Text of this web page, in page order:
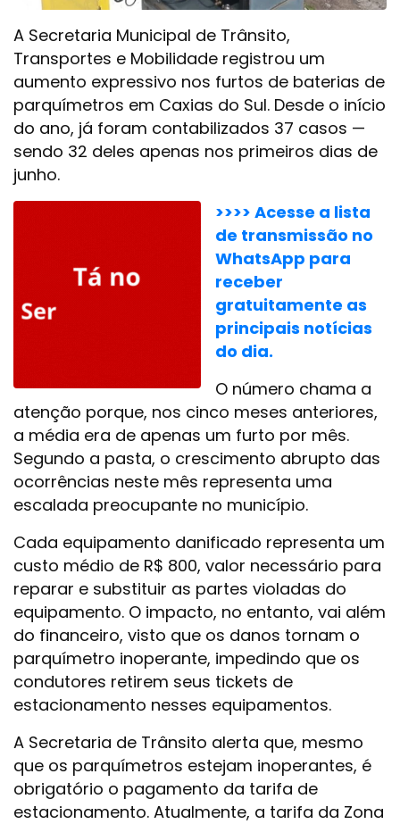
A Secretaria Municipal de Trânsito,
Transportes e Mobilidade registrou um
aumento expressivo nos furtos de baterias de
parquímetros em Caxias do Sul. Desde o início
do ano, já foram contabilizados 37 casos —
sendo 32 deles apenas nos primeiros dias de
junho.
>>>> Acesse a lista
de transmissão no
WhatsApp para
receber
gratuitamente as
principais notícias
do dia.
O número chama a
atenção porque, nos cinco meses anteriores,
a média era de apenas um furto por mês.
Segundo a pasta, o crescimento abrupto das
ocorrências neste mês representa uma
escalada preocupante no município.
Cada equipamento danificado representa um
custo médio de R$ 800, valor necessário para
reparar e substituir as partes violadas do
equipamento. O impacto, no entanto, vai além
do financeiro, visto que os danos tornam o
parquímetro inoperante, impedindo que os
condutores retirem seus tickets de
estacionamento nesses equipamentos.
A Secretaria de Trânsito alerta que, mesmo
que os parquímetros estejam inoperantes, é
obrigatório o pagamento da tarifa de
estacionamento. Atualmente, a tarifa da Zona